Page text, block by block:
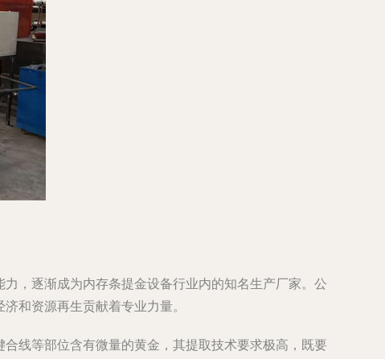
，逐渐成为内存条提金设备行业内的知名生产厂家。公
和资源再生贡献着专业力量。
线等部位含有微量的黄金，其提取技术要求极高，既要